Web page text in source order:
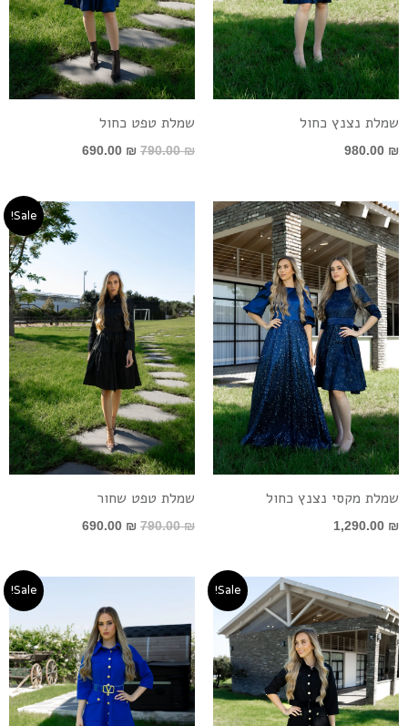
שמלת נצנץ כחול
980.00 ₪
שמלת טפט כחול
790.00₪
690.00 ₪
שמלת מקסי נצנץ כחול
1,290.00 ₪
Sale!
שמלת טפט שחור
790.00₪
690.00 ₪
המחיר
הנוכחי
הוא:
Sale!
המחיר
המקורי
היה:
790.00 ₪.
המחיר
הנוכחי
הוא:
590.00 ₪.
Sale!
היה:
790.00 ₪.
590.00 ₪.